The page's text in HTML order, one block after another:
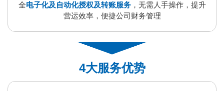
全电子化及自动化授权及转账服务，无需人手操作，提升
营运效率，便捷公司财务管理
4大服务优势